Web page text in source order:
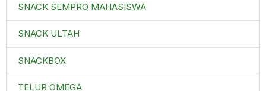
SNACK SEMPRO MAHASISWA
SNACK ULTAH
SNACKBOX
TELUR OMEGA